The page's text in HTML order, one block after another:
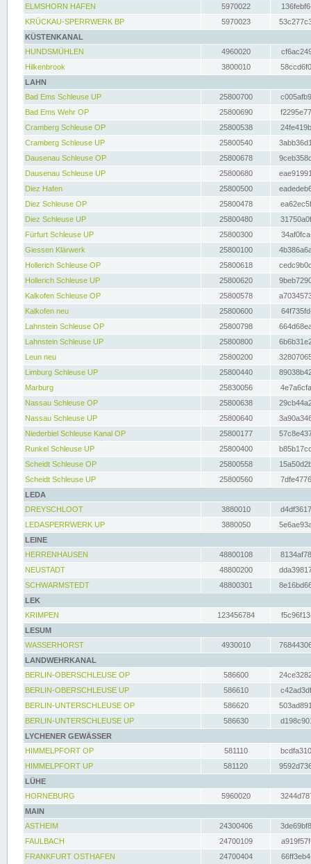
ELMSHORN HAFEN
5970022
KRÜCKAU-SPERRWERK BP
5970023
KÜSTENKANAL
HUNDSMÜHLEN
4960020
Hilkenbrook
3800010
LAHN
Bad Ems Schleuse UP
25800700
Bad Ems Wehr OP
25800690
Cramberg Schleuse OP
25800538
Cramberg Schleuse UP
25800540
Dausenau Schleuse OP
25800678
Dausenau Schleuse UP
25800680
Diez Hafen
25800500
Diez Schleuse OP
25800478
Diez Schleuse UP
25800480
Fürfurt Schleuse UP
25800300
Giessen Klärwerk
25800100
Hollerich Schleuse OP
25800618
Hollerich Schleuse UP
25800620
Kalkofen Schleuse OP
25800578
Kalkofen neu
25800600
Lahnstein Schleuse OP
25800798
Lahnstein Schleuse UP
25800800
Leun neu
25800200
Limburg Schleuse UP
25800440
Marburg
25830056
Nassau Schleuse OP
25800638
Nassau Schleuse UP
25800640
Niederbiel Schleuse Kanal OP
25800177
Runkel Schleuse UP
25800400
Scheidt Schleuse OP
25800558
Scheidt Schleuse UP
25800560
LEDA
DREYSCHLOOT
3880010
LEDASPERRWERK UP
3880050
LEINE
HERRENHAUSEN
48800108
NEUSTADT
48800200
SCHWARMSTEDT
48800301
LEK
KRIMPEN
123456784
LESUM
WASSERHORST
4930010
LANDWEHRKANAL
BERLIN-OBERSCHLEUSE OP
586600
BERLIN-OBERSCHLEUSE UP
586610
BERLIN-UNTERSCHLEUSE OP
586620
BERLIN-UNTERSCHLEUSE UP
586630
LYCHENER GEWÄSSER
HIMMELPFORT OP
581110
HIMMELPFORT UP
581120
LÜHE
HORNEBURG
5960020
MAIN
ASTHEIM
24300406
FAULBACH
24700109
FRANKFURT OSTHAFEN
24700404